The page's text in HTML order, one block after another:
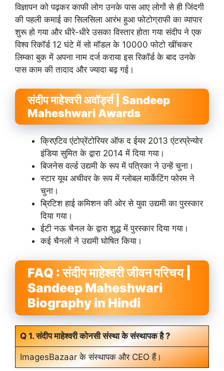
विज्ञापन को पढ़कर काफी लोग उनके पास आए लोगों से ही जिंदगी
की पहली कमाई का सिलसिला आरंभ हुआ फोटोग्राफी का व्यापार
शुरू हो गया और धीरे-धीरे उसका विस्तार होता गया संदीप ने एक
विश्व रिकॉर्ड 12 घंटे में सो मॉडल के 10000 फोटो खींचकर
लिम्का बुक में अपना नाम दर्ज कराया इस रिकॉर्ड के बाद उनके
पास काम की तादाद और ज्यादा बढ़ गई।
संदीप माहेश्वरी अवॉर्ड्स | Sandeep
Maheshwari Awards
क्रिएटिव एंटोप्रेंटोरियर ऑफ द ईयर 2013 एंटरप्रेन्योर
इंडिया सुमित के द्वारा 2014 में दिया गया।
बिजनेस वर्ल्ड उद्यमी के रूप में पत्रिका ने उन्हें चुना।
स्टार यूथ अचीवर के रूप में ग्लोबल मार्केटिंग फोरम ने
चुना।
ब्रिटिश हाई कमिशन की ओर से युवा उद्यमी का पुरस्कार
दिया गया।
ईटी नऊ चैनल के द्वारा शुद्ध में पुरस्कार दिया गया।
कई चैनलों ने उद्यमी घोषित किया।
FAQ : संदीप माहेश्वरी जीवन परिचय |
Sandeep Maheshwari
Biography in Hindi
Q 1. संदीप माहेश्वरी कोनसी संस्था के संस्थापक है ?
ImagesBazaar के संस्थापक और CEO हैं।